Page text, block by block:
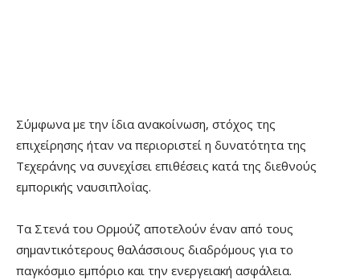
Σύμφωνα με την ίδια ανακοίνωση, στόχος της
επιχείρησης ήταν να περιοριστεί η δυνατότητα της
Τεχεράνης να συνεχίσει επιθέσεις κατά της διεθνούς
εμπορικής ναυσιπλοΐας.
Τα Στενά του Ορμούζ αποτελούν έναν από τους
σημαντικότερους θαλάσσιους διαδρόμους για το
παγκόσμιο εμπόριο και την ενεργειακή ασφάλεια.